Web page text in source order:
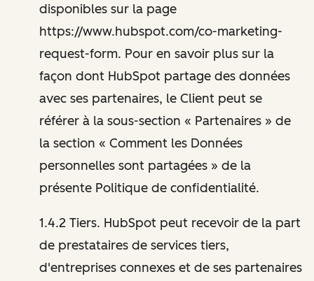
disponibles sur la page
https://www.hubspot.com/co-marketing-
request-form. Pour en savoir plus sur la
façon dont HubSpot partage des données
avec ses partenaires, le Client peut se
référer à la sous-section « Partenaires » de
la section « Comment les Données
personnelles sont partagées » de la
présente Politique de confidentialité.
1.4.2 Tiers. HubSpot peut recevoir de la part
de prestataires de services tiers,
d'entreprises connexes et de ses partenaires